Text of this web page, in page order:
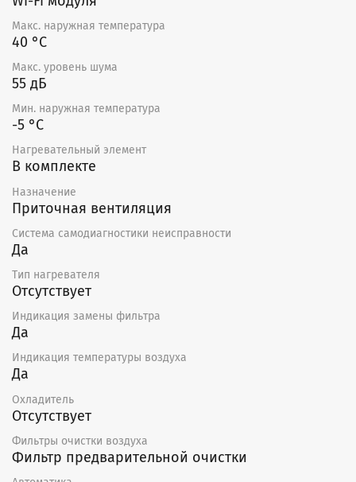
Макс. наружная температура
40 °С
Макс. уровень шума
55 дБ
Мин. наружная температура
-5 °С
Нагревательный элемент
В комплекте
Назначение
Приточная вентиляция
Система самодиагностики неисправности
Да
Тип нагревателя
Отсутствует
Индикация замены фильтра
Да
Индикация температуры воздуха
Да
Охладитель
Отсутствует
Фильтры очистки воздуха
Фильтр предварительной очистки